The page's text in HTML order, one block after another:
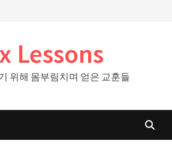
Lessons
위해 몸부림치며 얻은 교훈들